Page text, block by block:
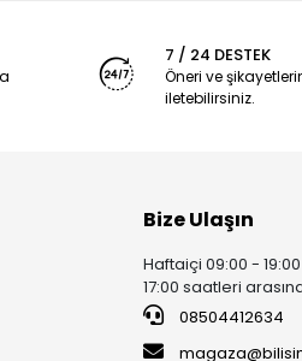
7 / 24 DESTEK
Öneri ve
iletebilirsiniz.
Bize Ulaşın
Haftaiçi 09:00 -
17:00 saatleri
08504412634